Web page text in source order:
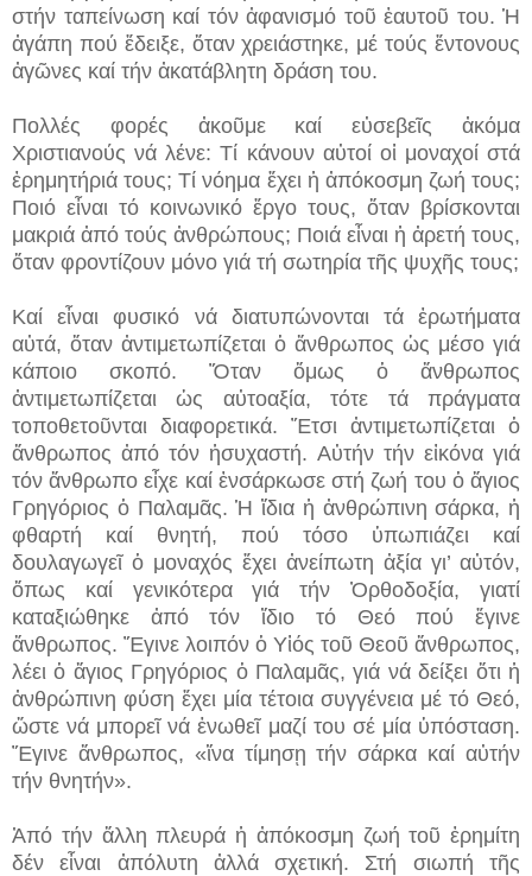
στήν ταπείνωση καί τόν ἀφανισμό τοῦ ἑαυτοῦ του. Ἡ
ἀγάπη πού ἔδειξε, ὅταν χρειάστηκε, μέ τούς ἔντονους
ἀγῶνες καί τήν ἀκατάβλητη δράση του.
Πολλές φορές ἀκοῦμε καί εὐσεβεῖς ἀκόμα
Χριστιανούς νά λένε: Τί κάνουν αὐτοί οἱ μοναχοί στά
ἐρημητήριά τους; Τί νόημα ἔχει ἡ ἀπόκοσμη ζωή τους;
Ποιό εἶναι τό κοινωνικό ἔργο τους, ὅταν βρίσκονται
μακριά ἀπό τούς ἀνθρώπους; Ποιά εἶναι ἡ ἀρετή τους,
ὅταν φροντίζουν μόνο γιά τή σωτηρία τῆς ψυχῆς τους;
Καί εἶναι φυσικό νά διατυπώνονται τά ἐρωτήματα
αὐτά, ὅταν ἀντιμετωπίζεται ὁ ἄνθρωπος ὡς μέσο γιά
κάποιο σκοπό. Ὅταν ὅμως ὁ ἄνθρωπος
ἀντιμετωπίζεται ὡς αὐτοαξία, τότε τά πράγματα
τοποθετοῦνται διαφορετικά. Ἔτσι ἀντιμετωπίζεται ὁ
ἄνθρωπος ἀπό τόν ἡσυχαστή. Αὐτήν τήν εἰκόνα γιά
τόν ἄνθρωπο εἶχε καί ἐνσάρκωσε στή ζωή του ὁ ἅγιος
Γρηγόριος ὁ Παλαμᾶς. Ἡ ἴδια ἡ ἀνθρώπινη σάρκα, ἡ
φθαρτή καί θνητή, πού τόσο ὑπωπιάζει καί
δουλαγωγεῖ ὁ μοναχός ἔχει ἀνείπωτη ἀξία γι’ αὐτόν,
ὅπως καί γενικότερα γιά τήν Ὀρθοδοξία, γιατί
καταξιώθηκε ἀπό τόν ἴδιο τό Θεό πού ἔγινε
ἄνθρωπος. Ἔγινε λοιπόν ὁ Υἱός τοῦ Θεοῦ ἄνθρωπος,
λέει ὁ ἅγιος Γρηγόριος ὁ Παλαμᾶς, γιά νά δείξει ὅτι ἡ
ἀνθρώπινη φύση ἔχει μία τέτοια συγγένεια μέ τό Θεό,
ὥστε νά μπορεῖ νά ἑνωθεῖ μαζί του σέ μία ὑπόσταση.
Ἔγινε ἄνθρωπος, «ἵνα τίμησῃ τήν σάρκα καί αὐτήν
τήν θνητήν».
Ἀπό τήν ἄλλη πλευρά ἡ ἀπόκοσμη ζωή τοῦ ἐρημίτη
δέν εἶναι ἀπόλυτη ἀλλά σχετική. Στή σιωπή τῆς